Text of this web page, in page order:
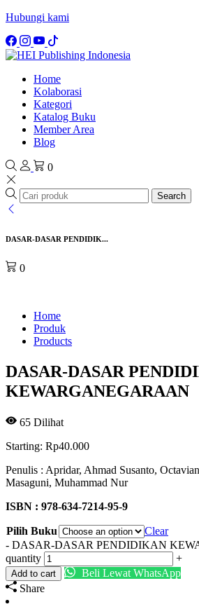
Hubungi kami
Home
Kolaborasi
Kategori
Katalog Buku
Member Area
Blog
0
Search
DASAR-DASAR PENDIDIK...
0
Home
Produk
Products
DASAR-DASAR
KEWARGANEGARAAN
65 Dilihat
Starting: Rp40.000
Penulis : Apridar, Ahmad Susanto,
Masaguni, Muhammad Nur
ISBN : 978-634-7214-95-9
Pilih Buku
Clear
- DASAR-DASAR PENDIDIKAN
quantity
+
Add to cart
Beli Lewat WhatsApp
Share